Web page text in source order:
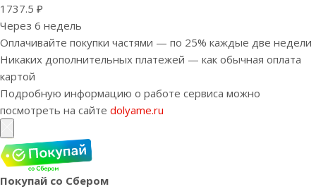
1737.5 ₽
Через 6 недель
Оплачивайте покупки частями — по 25% каждые две недели
Никаких дополнительных платежей — как обычная оплата
картой
Подробную информацию о работе сервиса можно
посмотреть на сайте dolyame.ru
Покупай со Сбером